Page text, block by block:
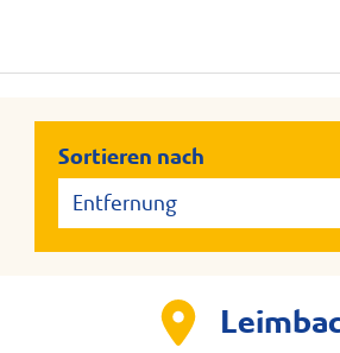
Sortieren nach